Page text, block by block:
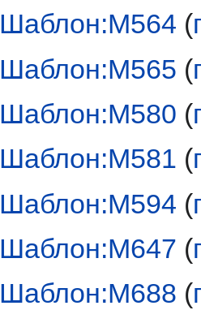
Шаблон:М564 (
Шаблон:М565 (
Шаблон:М580 (
Шаблон:М581 (
Шаблон:М594 (
Шаблон:М647 (
Шаблон:М688 (